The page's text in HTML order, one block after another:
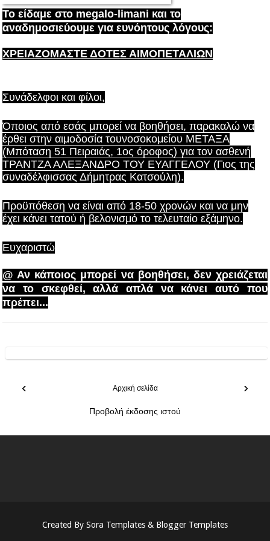
Το είδαμε στο megalo-limani και το
αναδημοσιεύουμε για ευνόητους λόγους:
ΧΡΕΙΑΖΟΜΑΣΤΕ ΔΟΤΕΣ ΑΙΜΟΠΕΤΑΛΙΩΝ
Συνάδελφοι και φίλοι,
Όποιος από εσάς μπορεί να βοηθήσει, παρακαλώ να
έρθει στην αιμοδοσία τουνοσοκομείου ΜΕΤΑΞΑ
(Μπόταση 51 Πειραιάς, 1ος όροφος) για τον ασθενή
ΤΡΑΝΤΖΑ ΑΛΕΞΑΝΔΡΟ ΤΟΥ ΕΥΑΓΓΕΛΟΥ (Γιος της
συναδέλφισσας Δήμητρας Κατσούλη).
Προϋπόθεση να είναι από 18-50 χρονών και να μην
έχει κάνει τατού ή βελονισμό το τελευταίο εξάμηνο.
Ευχαριστώ
@ Αν κάποιος μπορεί να βοηθήσει, δεν χρειάζεται
να το σκεφθεί, αλλά απλά να κάνει αυτό που
πρέπει...
‹ ›
Αρχική σελίδα
Προβολή έκδοσης ιστού
Created By Sora Templates & Blogger Templates